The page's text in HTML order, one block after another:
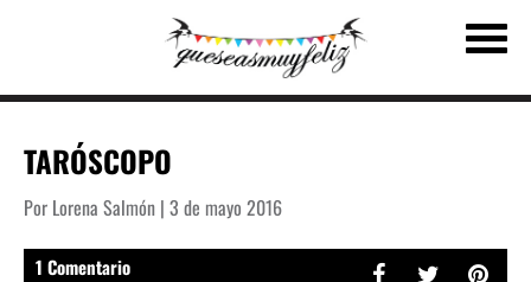
TARÓSCOPO
Por Lorena Salmón | 3 de mayo 2016
1 Comentario